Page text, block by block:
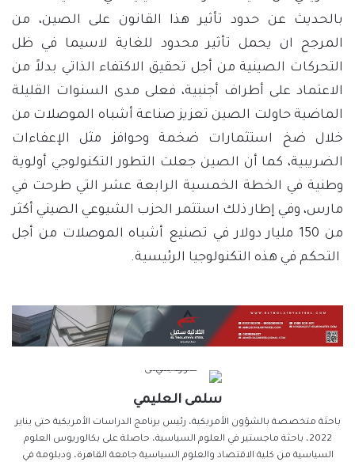
بالحديث عن حدود تأثير هذا القانون على الصين، من
المرجح ان يحمل تأثير محدود للغاية لاسيما في ظل
التحركات الصينية من أجل تحقيق الاكتفاء الذاتي بدلاً من
الاعتماد على أطراف أجنبية، فعلى مدى السنوات القليلة
الماضية حاولت الصين تعزيز صناعة أشباه الموصلات من
خلال ضخ استثمارات ضخمة وحوافز مثل الإعفاءات
الضريبية، كما أن الصين جعلت التطور التكنولوجي أولوية
وطنية في الخطة الخمسية الرابعة عشر التي طرحت في
مارس، وفي إطار ذلك استثمر الحزب الشيوعي الصيني أكثر
من 150 مليار دولار في تصنيع أشباه الموصلات من أجل
التحكم في هذه التكنولوجيا الرئيسية.
سلمى العليمي
باحثة متخصصة بالشؤون الأمريكية، رئيس برنامج الدراسات الأمريكية حتى يناير
2022، باحثة ماجستير في العلوم السياسية، حاصلة على بكالوريوس العلوم
السياسية من كلية الاقتصاد والعلوم السياسية جامعة القاهرة، ودبلومة في